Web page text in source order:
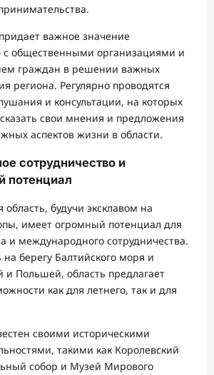
важное значение
с общественными организациями и
граждан в решении важных
региона. Регулярно проводятся
и консультации, на которых
свои мнения и предложения
аспектов жизни в области.
сотрудничество и
потенциал
область, будучи эксклавом на
имеет огромный потенциал для
и международного сотрудничества.
берегу Балтийского моря и
и Польшей, область предлагает
как для летнего, так и для
своими историческими
такими как Королевский
собор и Музей Мирового